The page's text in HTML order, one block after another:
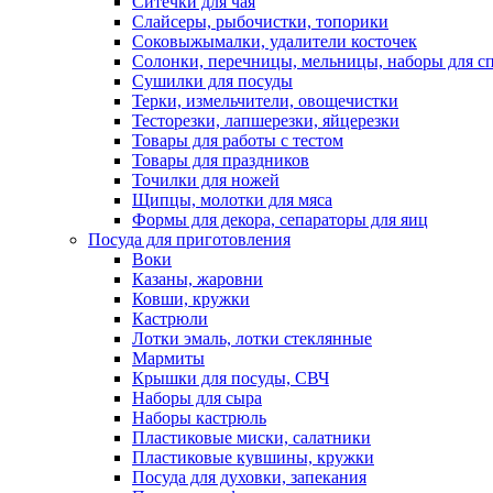
Слайсеры, рыбочистки, топорики
Соковыжымалки, удалители косточек
Солонки, перечницы, мельницы, наборы для
Сушилки для посуды
Терки, измельчители, овощечистки
Тесторезки, лапшерезки, яйцерезки
Товары для работы с тестом
Товары для праздников
Точилки для ножей
Щипцы, молотки для мяса
Формы для декора, сепараторы для яиц
Посуда для приготовления
Воки
Казаны, жаровни
Ковши, кружки
Кастрюли
Лотки эмаль, лотки стеклянные
Мармиты
Крышки для посуды, СВЧ
Наборы для сыра
Наборы кастрюль
Пластиковые миски, салатники
Пластиковые кувшины, кружки
Посуда для духовки, запекания